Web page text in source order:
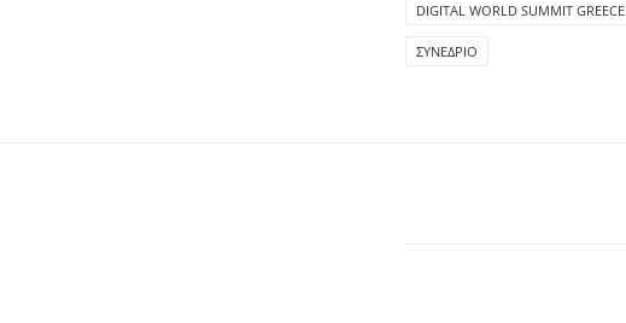
DIGITAL WORLD SUMMIT GREECE
ΣΥΝΈΔΡΙΟ